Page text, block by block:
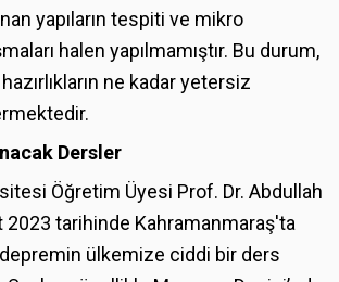
yapıların tespiti ve mikro
halen yapılmamıştır. Bu durum,
ne kadar yetersiz
Dersler
Öğretim Üyesi Prof. Dr. Abdullah
2023 tarihinde Kahramanmaraş'ta
ülkemize ciddi bir ders